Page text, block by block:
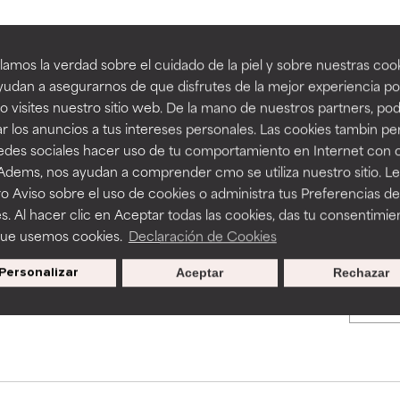
la verdad sobre el cuidado de la piel y sobre nuestras
a asegurarnos de que disfrutes de la mejor experiencia
visites nuestro sitio web. De la mano de nuestros partners,
los anuncios a tus intereses personales. Las cookies tambin
sociales hacer uso de tu comportamiento en Internet con
nos ayudan a comprender cmo se utiliza nuestro sitio.
Aviso sobre el uso de cookies o administra tus Preferencias de
Al hacer clic en Aceptar todas las cookies, das tu
usemos cookies. Declaración de Cookies
Personalizar Rechazar
Aceptar
BACK TO SEARCH
to assess ingredients in this dictionary. Regulations
tan beneficiosos como los de la categoría excelente, suelen ser
la estabilidad o la absorción de una fórmula.
ciertas limitaciones en cuanto a su apariencia, estabilidad o
básicos o que no cuentan con suficiente respaldo científico.
algunos beneficios se recomienda evitarlo por su
provocar efectos adversos como irritación, inflamación o
tan beneficiosos como los de la categoría excelente, suelen ser
la estabilidad o la absorción de una fórmula.
ciertas limitaciones en cuanto a su apariencia, estabilidad o
básicos o que no cuentan con suficiente respaldo científico.
algunos beneficios se recomienda evitarlo por su
provocar efectos adversos como irritación, inflamación o
Promociones exclusivas al